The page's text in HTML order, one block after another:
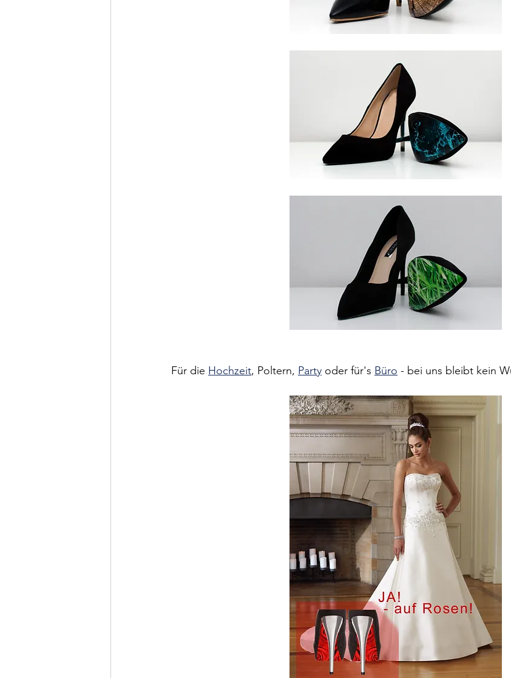
Für die Hochzeit, Poltern, Party oder für's Büro - bei uns bleibt kein